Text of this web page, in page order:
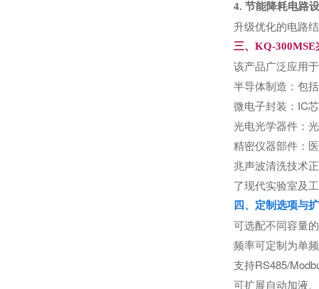
4. 节能降耗电路
升级优化的电路
三、KQ-
该产品广泛应用
半导体制造：包
微电子封装：IC
光电光学器件：
精密仪器部件：
兆声波清洗技术
了现代实验室及
四、定制选项与
可选配不同容量
频率可定制为单
支持RS485/
可扩展自动加液